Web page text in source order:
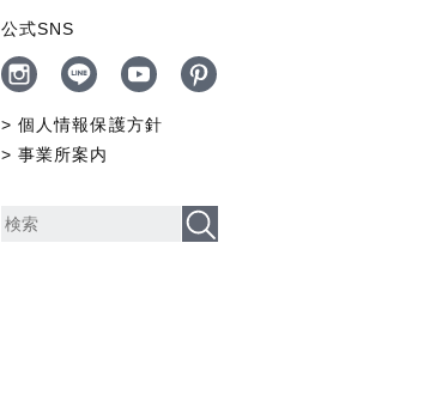
公式SNS
個人情報保護方針
事業所案内